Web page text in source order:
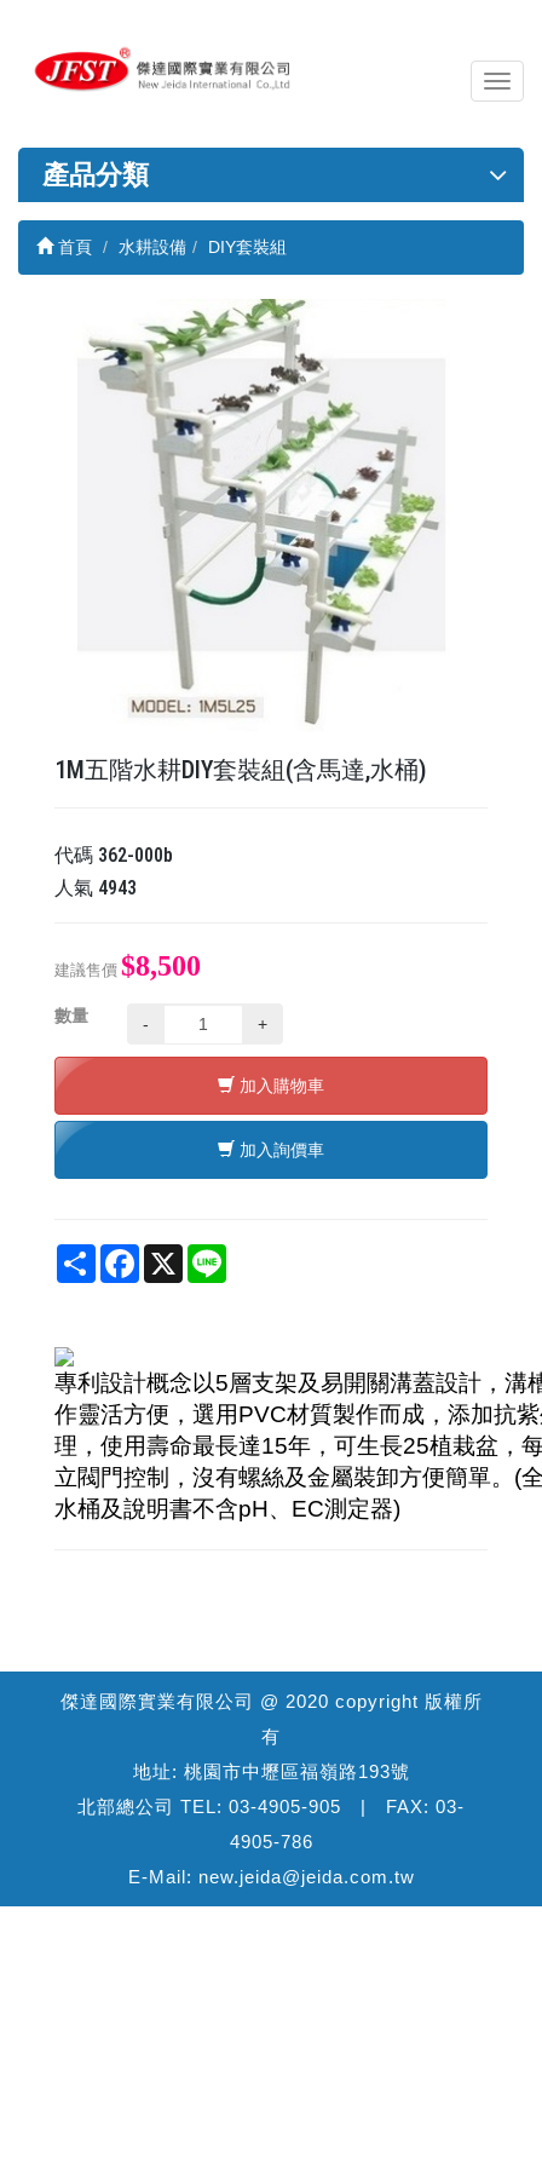
導
覽
關
產品分類
首頁 水耕設備 DIY套裝組
1M五階水耕DIY套裝組(含馬達,水桶)
代碼 362-000b
人氣 4943
建議售價 $8,500
數量 - +
加入購物車
加入詢價車
Share Facebook
X
專利設計概念以5層支架及易開關溝蓋設計，溝
作靈活方便，選用PVC材質製作而成，添加抗
理，使用壽命最長達15年，可生長25植栽盆，
立閥門控制，沒有螺絲及金屬裝卸方便簡單。(
水桶及說明書不含pH、EC測定器)
傑達國際實業有限公司 @ 2020 copyright 版權所
有
地址: 桃園市中壢區福嶺路193號
北部總公司 TEL: 03-4905-905 | FAX: 03-
4905-786
E-Mail: new.jeida@jeida.com.tw